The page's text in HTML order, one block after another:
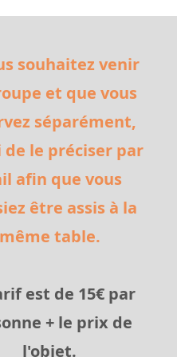
souhaitez venir
et que vous
séparément,
de le préciser par
afin que vous
être assis à la
même table.
est de 15€ par
+ le prix de
l'objet.